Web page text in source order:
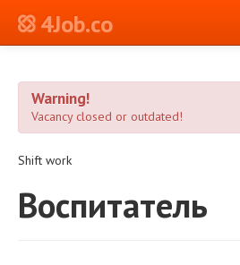
4Job.co
Log in or Register
Warning!
Vacancy closed or outdated!
Shift work
Воспитатель